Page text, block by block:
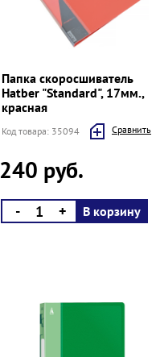
Папка скоросшиватель
Hatber "Standard", 17мм.,
красная
Код товара: 35094 Cравнить
240 руб.
- + В корзину